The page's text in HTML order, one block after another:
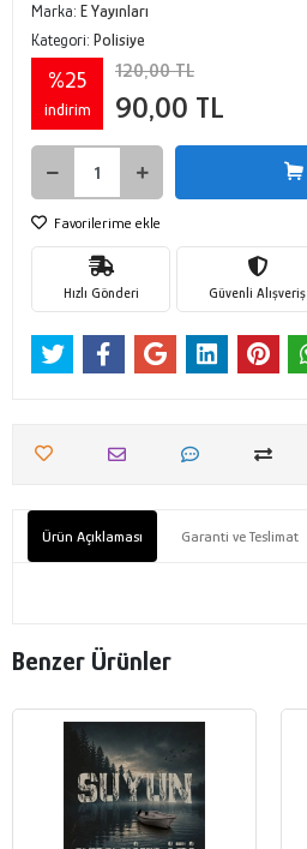
Marka: E Yayınları
Kategori: Polisiye
%25
indirim
120,00 TL
90,00 TL
Favorilerime ekle
Hızlı Gönderi Güvenli Alışveriş
Ürün Açıklaması Garanti ve Teslimat
Benzer Ürünler